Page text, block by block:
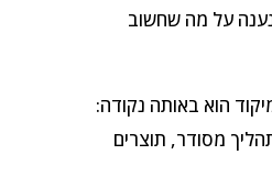
נענה על מה שחשוב
הוא באותה נקודה:
מסודר, תוצרים